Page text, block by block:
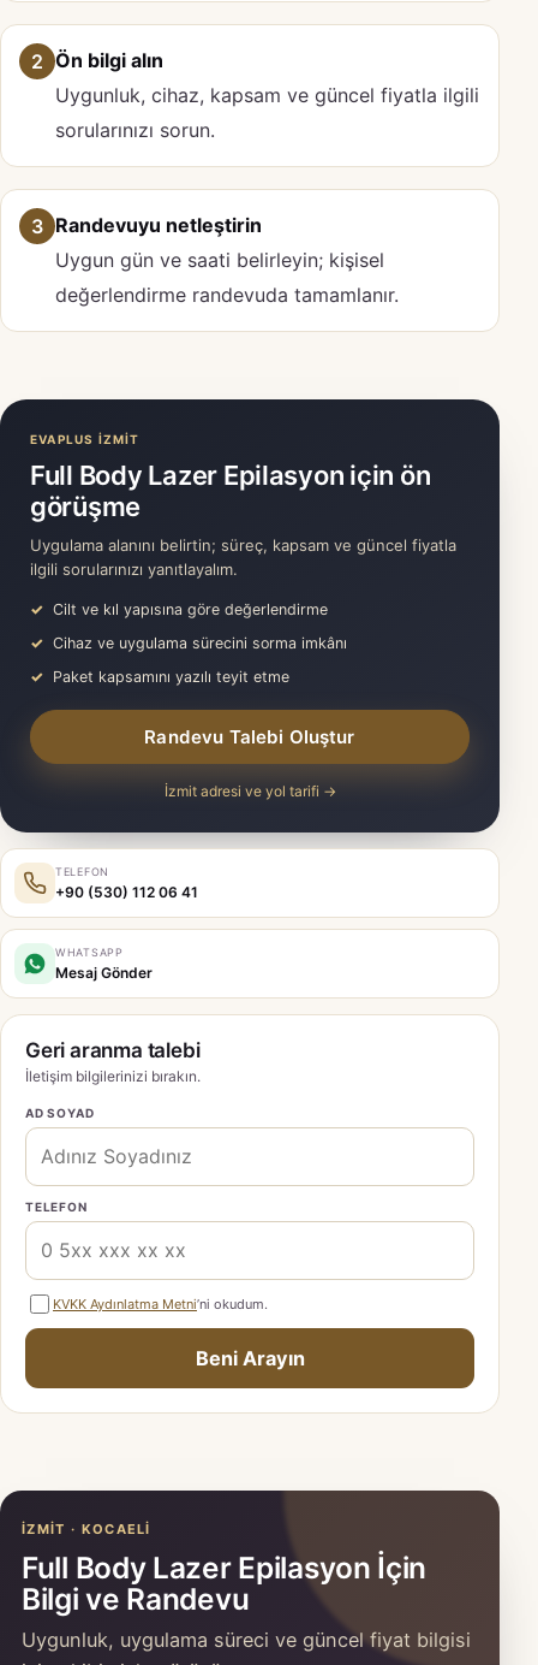
2 Ön bilgi alın
Uygunluk, cihaz, kapsam ve güncel fiyatla ilgili
sorularınızı sorun.
3 Randevuyu netleştirin
Uygun gün ve saati belirleyin; kişisel
değerlendirme randevuda tamamlanır.
EVAPLUS İZMİT
Full Body Lazer Epilasyon için ön
görüşme
Uygulama alanını belirtin; süreç, kapsam ve güncel fiyatla
ilgili sorularınızı yanıtlayalım.
Cilt ve kıl yapısına göre değerlendirme
Cihaz ve uygulama sürecini sorma imkânı
Paket kapsamını yazılı teyit etme
Randevu Talebi Oluştur
İzmit adresi ve yol tarifi →
TELEFON
+90 (530) 112 06 41
WHATSAPP
Mesaj Gönder
Geri aranma talebi
İletişim bilgilerinizi bırakın.
AD SOYAD
TELEFON
KVKK Aydınlatma Metni’ni okudum.
Beni Arayın
İZMIT · KOCAELI
Full Body Lazer Epilasyon İçin
Bilgi ve Randevu
Uygunluk, uygulama süreci ve güncel fiyat bilgisi